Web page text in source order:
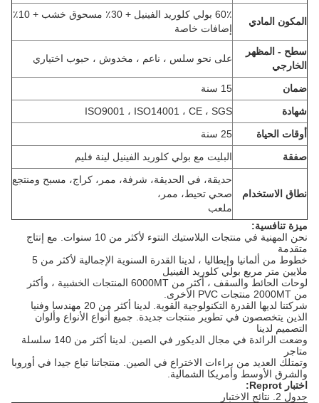
المكون المادي
60٪ بولي كلوريد الفينيل + 30٪ مسحوق خشب + 10٪
إضافات خاصة
سطح - المظهر
الخارجي
على نحو سلس ، ناعم ، مخدوش ، حبوب اختياري
ضمان
15 سنة
شهادة
ISO9001 ، ISO14001 ، CE ، SGS
أوقات الحياة
25 سنة
صفقة
البليت مع بولي كلوريد الفينيل لينة فليم
نطاق الاستخدام
حديقة، في الحديقة، شرفة، ممر، كراج، مسبح ومنتجع
صحي تحيط، ممر،
ملعب
ميزة تنافسية:
نحن المهنية في منتجات البلاستيك النتوء لأكثر من 10 سنوات.
مع إنتاج
متقدمة
خطوط من ألمانيا وإيطاليا ، لدينا القدرة السنوية الإجمالية لأكثر من 5
ملايين متر مربع بولي كلوريد الفينيل
لوحات الحائط والسقف ، أكثر من 6000MT المنتجات الخشبية ، وأكثر
من 2000MT منتجات PVC الأخرى.
شركتنا لديها القدرة التكنولوجية القوية.
لدينا أكثر من 20 مهندسا وفنيا
الذين يتخصصون في تطوير منتجات جديدة.
جميع أنواع الأنواع وألوان
التصميم لدينا
وضعت الرائدة في مجال الديكور في الصين.
لدينا أكثر من 140 سلسلة
متاجر
وتمتلك العديد من براءات الاختراع في الصين.
منتجاتنا تباع جيدا في أوروبا
والشرق الأوسط وأمريكا الشمالية.
اختبار Reprot:
جدول 2. نتائج الاختبار